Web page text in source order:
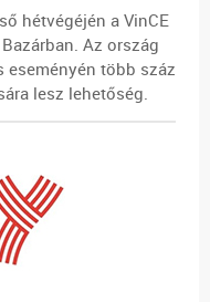
hétvégéjén a VinCE
Az ország
több száz
lesz lehetőség.